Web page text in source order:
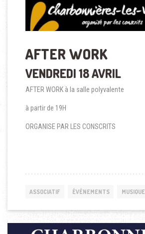
AFTER WORK
VENDREDI 18 AVRIL
AFTER WORK à la salle polyvalente
à partir de 19H
ORGANISE PAR LES CONSCRITS
ASSOCIATIF ÉVÉNEMENTS MUSIQUE